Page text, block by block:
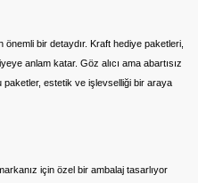
bir detaydır. Kraft hediye paketleri,
anlam katar. Göz alıcı ama abartısız
paketler, estetik ve işlevselliği bir araya
için özel bir ambalaj tasarlıyor